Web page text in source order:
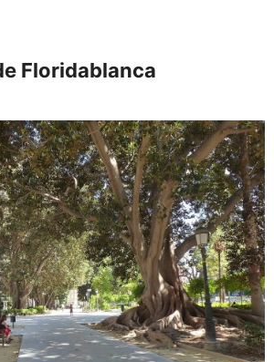
Floridablanca